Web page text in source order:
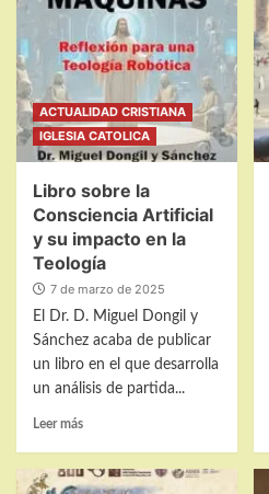
Acutis
apoyo
del
Papa
Francisco
ACTUALIDAD CRISTIANA
IGLESIA CATOLICA
Libro sobre la
Consciencia Artificial
y su impacto en la
Teología
7 de marzo de 2025
El Dr. D. Miguel Dongil y
Sánchez acaba de publicar
un libro en el que desarrolla
un análisis de partida...
Leer másLeer
Libro